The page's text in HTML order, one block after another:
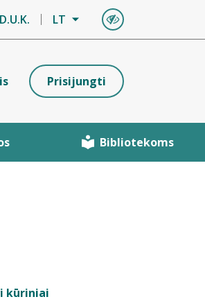
D.U.K. LT
Prisijungti
Bibliotekoms
kūriniai